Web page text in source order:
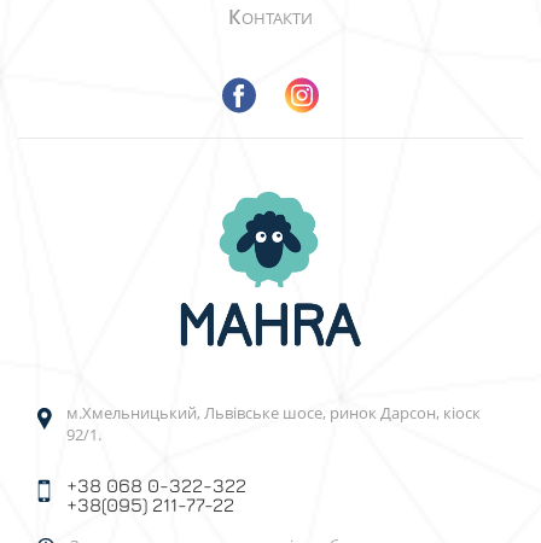
КОНТАКТИ
м.Хмельницький, Львівське шосе, ринок Дарсон, кіоск
92/1.
+38 068 0-322-322
+38(095) 211-77-22